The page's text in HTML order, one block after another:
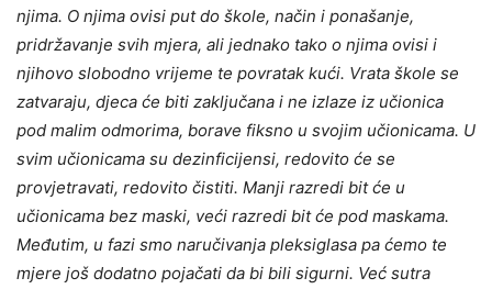
njima. O njima ovisi put do škole, način i ponašanje,
pridržavanje svih mjera, ali jednako tako o njima ovisi i
njihovo slobodno vrijeme te povratak kući. Vrata škole se
zatvaraju, djeca će biti zaključana i ne izlaze iz učionica
pod malim odmorima, borave fiksno u svojim učionicama. U
svim učionicama su dezinficijensi, redovito će se
provjetravati, redovito čistiti. Manji razredi bit će u
učionicama bez maski, veći razredi bit će pod maskama.
Međutim, u fazi smo naručivanja pleksiglasa pa ćemo te
mjere još dodatno pojačati da bi bili sigurni. Već sutra